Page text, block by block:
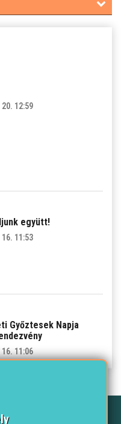
12:59
együtt!
11:53
Győztesek Napja
11:06